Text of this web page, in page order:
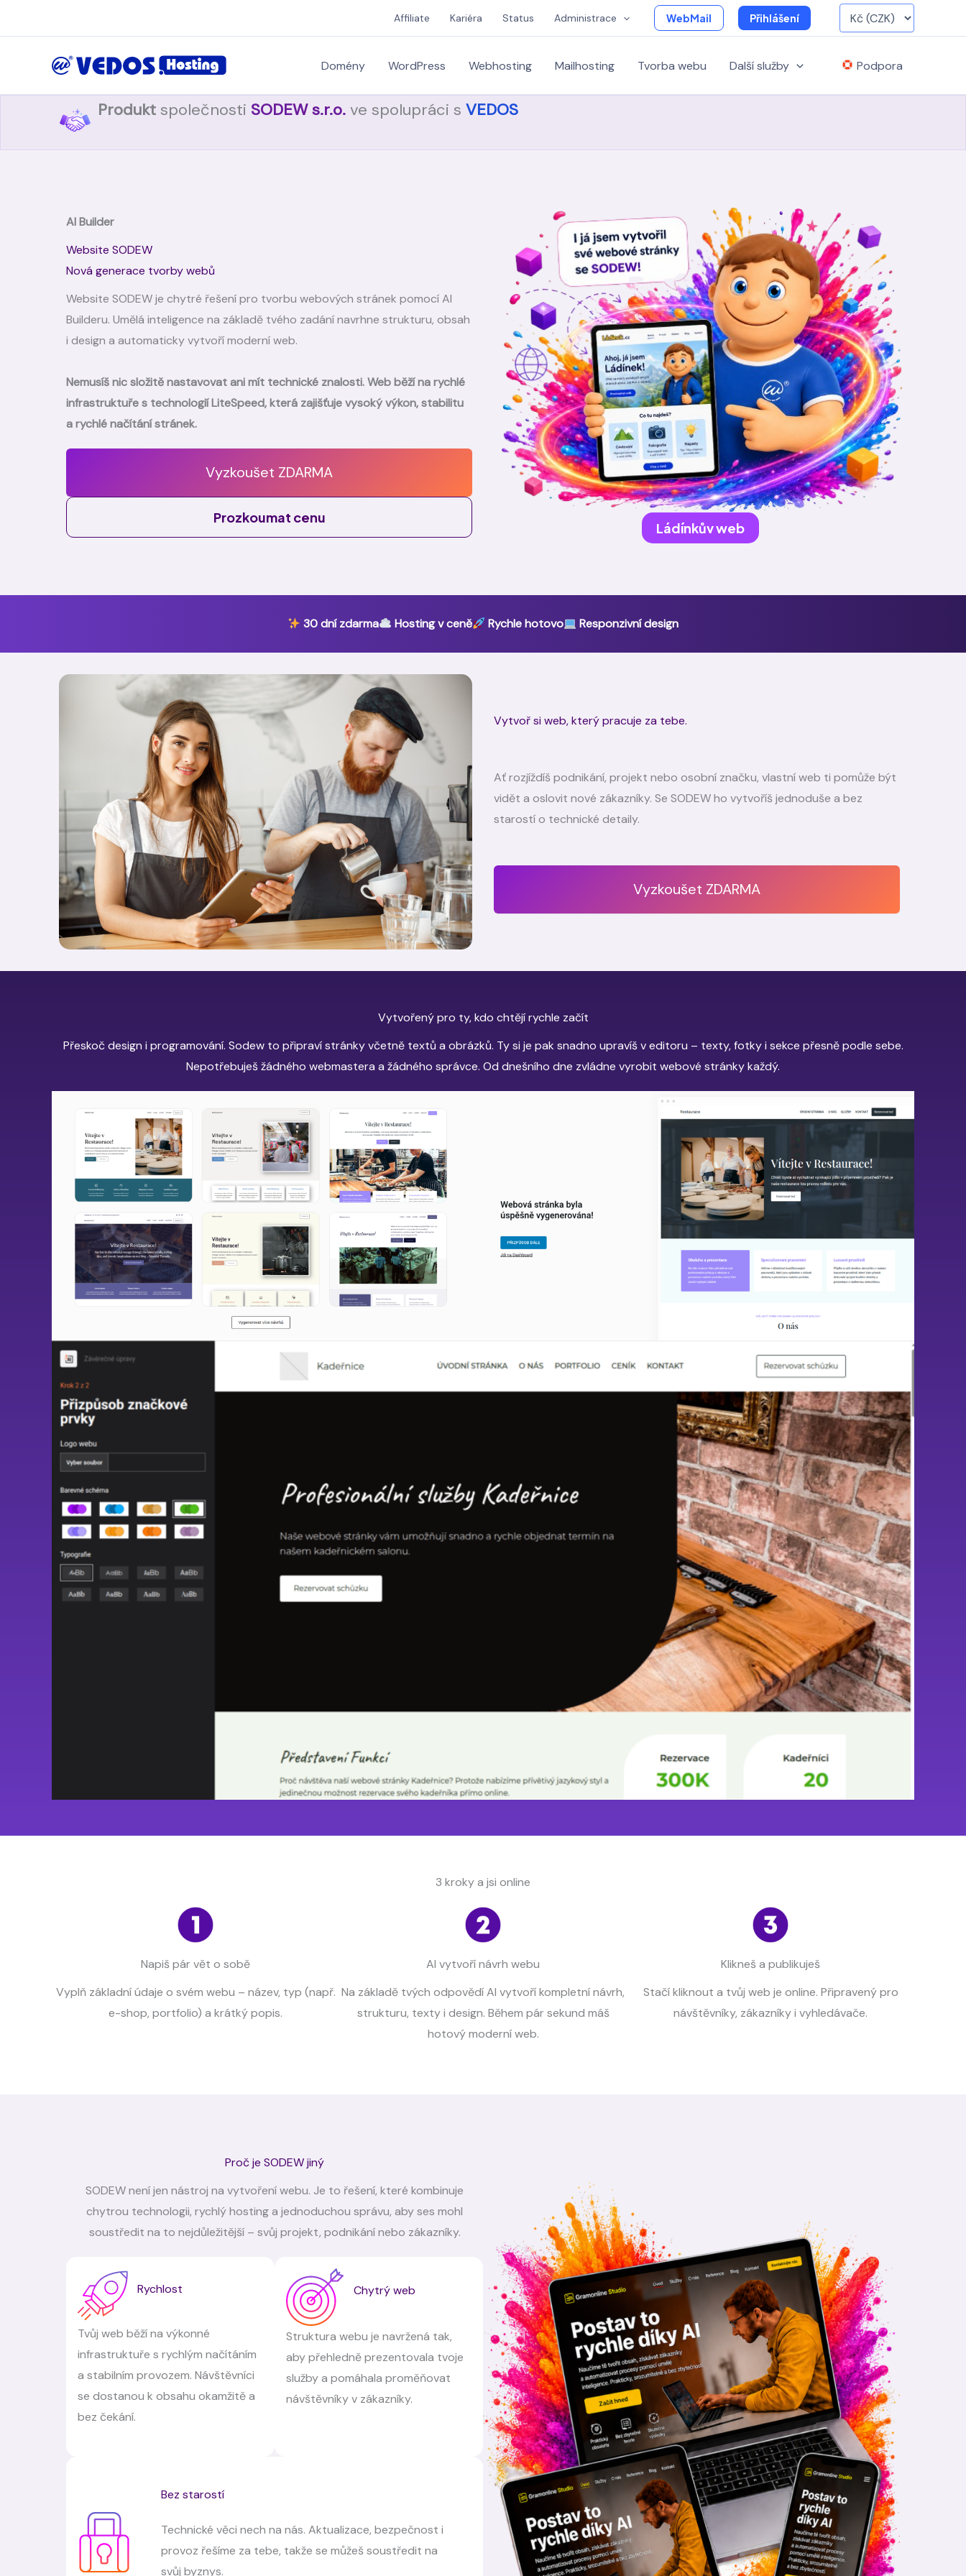
Affiliate Kariéra Status Administrace WebMail Přihlášení
Domény WordPress Webhosting Mailhosting Tvorba webu Další služby Podpora
Produkt společnosti SODEW s.r.o. ve spolupráci s VEDOS
AI Builder
Website SODEW
Nová generace tvorby webů
Website SODEW je chytré řešení pro tvorbu webových stránek pomocí AI
Builderu. Umělá inteligence na základě tvého zadání navrhne strukturu, obsah
i design a automaticky vytvoří moderní web.
Nemusíš nic složitě nastavovat ani mít technické znalosti. Web běží na rychlé
infrastruktuře s technologií LiteSpeed, která zajišťuje vysoký výkon, stabilitu
a rychlé načítání stránek.
Vyzkoušet ZDARMA
Prozkoumat cenu
Ládínkův web
30 dní zdarma Hosting v ceně Rychle hotovo Responzivní design
Vytvoř si web, který pracuje za tebe.
Ať rozjíždíš podnikání, projekt nebo osobní značku, vlastní web ti pomůže být
vidět a oslovit nové zákazníky. Se SODEW ho vytvoříš jednoduše a bez
starostí o technické detaily.
Vyzkoušet ZDARMA
Vytvořený pro ty, kdo chtějí rychle začít
Přeskoč design i programování. Sodew to připraví stránky včetně textů a obrázků. Ty si je pak snadno upravíš v editoru – texty, fotky i sekce přesně podle sebe.
Nepotřebuješ žádného webmastera a žádného správce. Od dnešního dne zvládne vyrobit webové stránky každý.
3 kroky a jsi online
Napiš pár vět o sobě
Vyplň základní údaje o svém webu – název, typ (např.
e-shop, portfolio) a krátký popis.
AI vytvoří návrh webu
Na základě tvých odpovědí AI vytvoří kompletní návrh,
strukturu, texty i design. Během pár sekund máš
hotový moderní web.
Klikneš a publikuješ
Stačí kliknout a tvůj web je online. Připravený pro
návštěvníky, zákazníky i vyhledávače.
Proč je SODEW jiný
SODEW není jen nástroj na vytvoření webu. Je to řešení, které kombinuje
chytrou technologii, rychlý hosting a jednoduchou správu, aby ses mohl
soustředit na to nejdůležitější – svůj projekt, podnikání nebo zákazníky.
Rychlost
Tvůj web běží na výkonné
infrastruktuře s rychlým načítáním
a stabilním provozem. Návštěvníci
se dostanou k obsahu okamžitě a
bez čekání.
Chytrý web
Struktura webu je navržená tak,
aby přehledně prezentovala tvoje
služby a pomáhala proměňovat
návštěvníky v zákazníky.
Bez starostí
Technické věci nech na nás. Aktualizace, bezpečnost i
provoz řešíme za tebe, takže se můžeš soustředit na
svůj byznys.